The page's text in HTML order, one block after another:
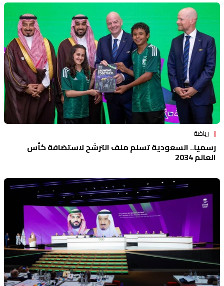
رياضة
رسمياً.. السعودية تسلم ملف الترشح لاستضافة كأس
العالم 2034